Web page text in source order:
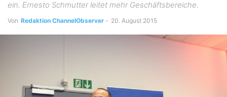
ein. Ernesto Schmutter leitet mehr Geschäftsbereiche.
Von Redaktion ChannelObserver - 20. August 2015